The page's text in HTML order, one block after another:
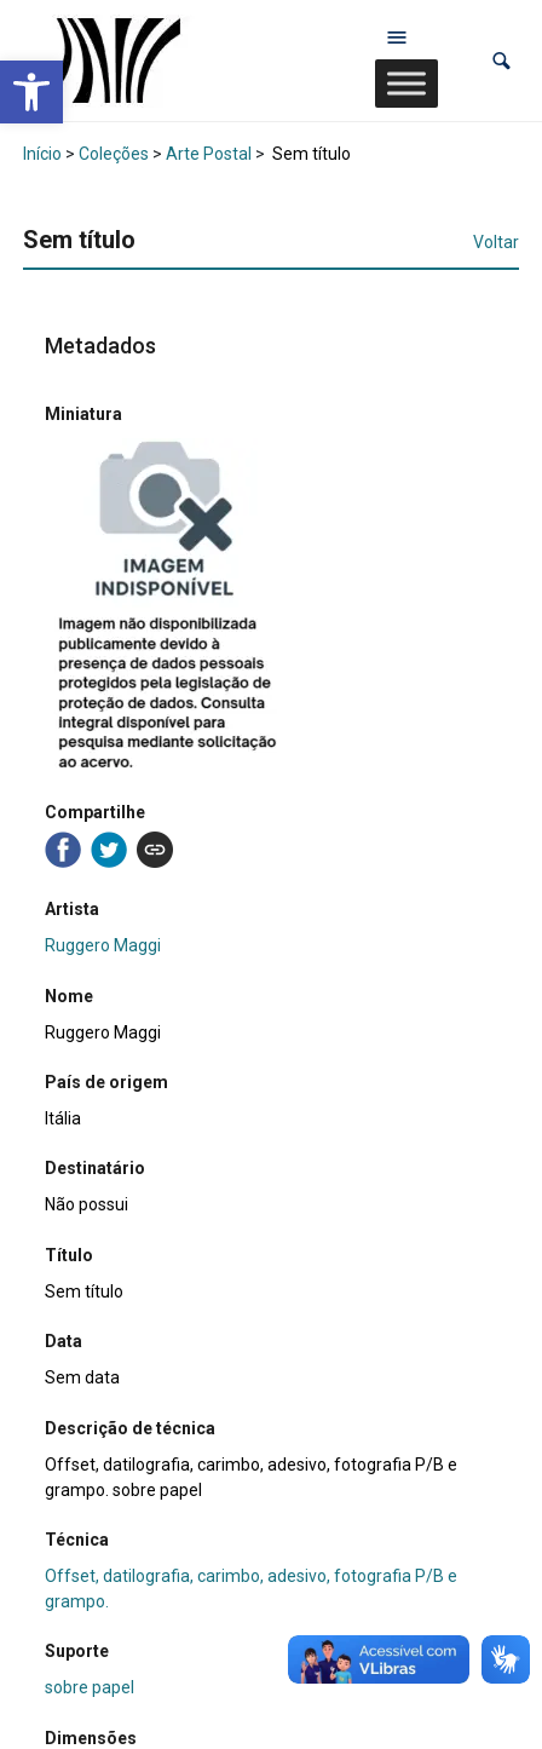
Abrir a barra de ferramentas
Início > Coleções > Arte Postal > Sem título
Sem título Voltar
Metadados
Miniatura
Compartilhe
Artista
Ruggero Maggi
Nome
Ruggero Maggi
País de origem
Itália
Destinatário
Não possui
Título
Sem título
Data
Sem data
Descrição de técnica
Offset, datilografia, carimbo, adesivo, fotografia P/B e
grampo. sobre papel
Técnica
Offset, datilografia, carimbo, adesivo, fotografia P/B e
grampo.
Suporte
sobre papel
Dimensões